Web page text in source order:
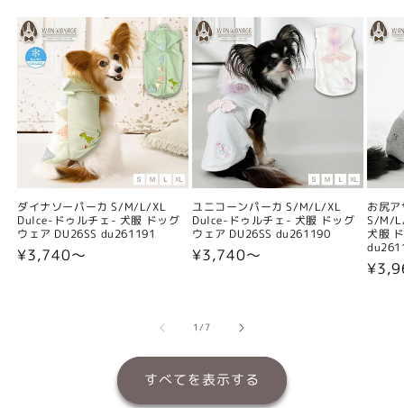
ダイナソーパーカ S/M/L/XL
Dulce-ドゥルチェ- 犬服 ドッグ
ウェア DU26SS du261191
通
¥3,740〜
ユニコーンパーカ S/M/L/XL
Dulce-ドゥルチェ- 犬服 ドッグ
ウェア DU26SS du261190
通
¥3,740〜
お尻
S/M/
犬服
通
1/の
7
すべてを表示する